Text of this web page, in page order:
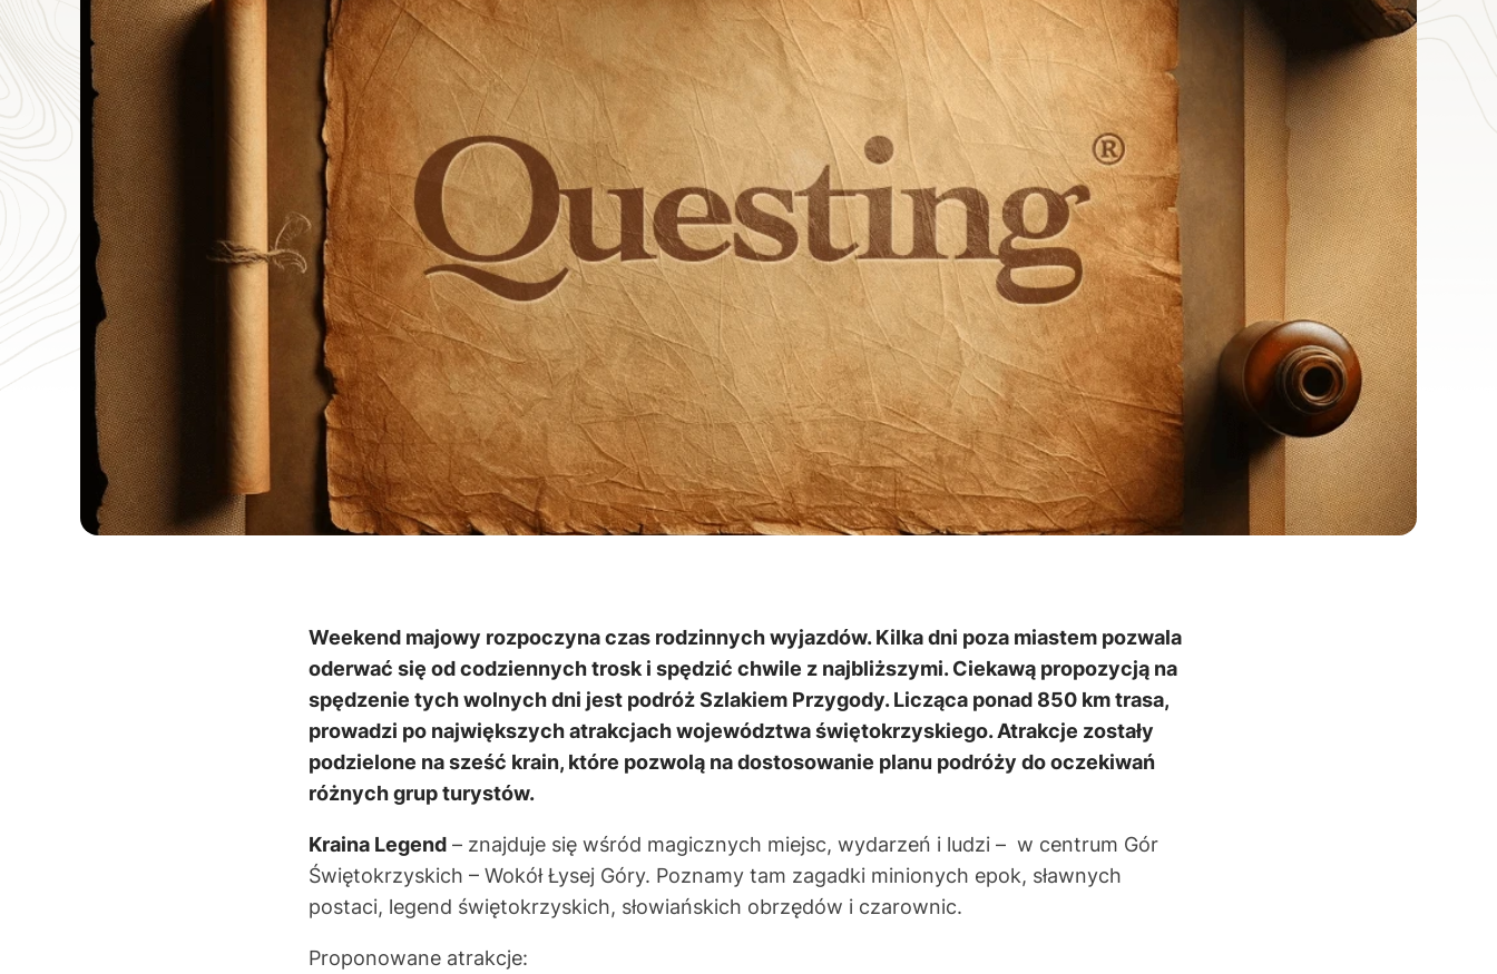
Weekend majowy rozpoczyna czas rodzinnych wyjazdów. Kilka dni poza miastem pozwala
oderwać się od codziennych trosk i spędzić chwile z najbliższymi. Ciekawą propozycją na
spędzenie tych wolnych dni jest podróż Szlakiem Przygody. Licząca ponad 850 km trasa,
prowadzi po największych atrakcjach województwa świętokrzyskiego. Atrakcje zostały
podzielone na sześć krain, które pozwolą na dostosowanie planu podróży do oczekiwań
różnych grup turystów.
Kraina Legend – znajduje się wśród magicznych miejsc, wydarzeń i ludzi – w centrum Gór
Świętokrzyskich – Wokół Łysej Góry. Poznamy tam zagadki minionych epok, sławnych
postaci, legend świętokrzyskich, słowiańskich obrzędów i czarownic.
Proponowane atrakcje: